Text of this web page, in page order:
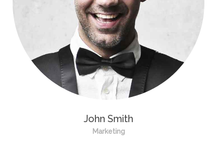
John Smith
Marketing